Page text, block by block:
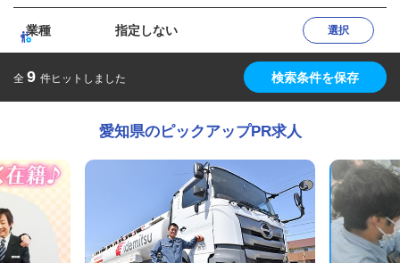
業種 指定しない 選択
全 9 件ヒットしました 検索条件を保存
愛知県のピックアップPR求人